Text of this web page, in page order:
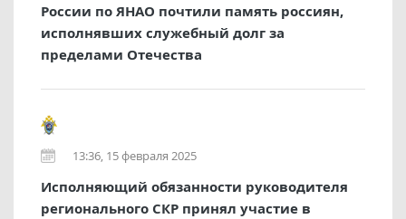
России по ЯНАО почтили память россиян,
исполнявших служебный долг за
пределами Отечества
13:36, 15 февраля 2025
Исполняющий обязанности руководителя
регионального СКР принял участие в